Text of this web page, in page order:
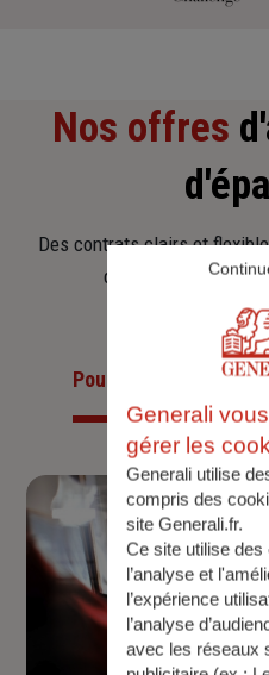
Nos offres
Des contrats clairs et
d’aujourd’hui et
Pour les particuliers
Generali
gérer les
Generali utilise
compris des
site Generali.fr.
Ce site utilise des
l’analyse et
l’expérience
l’analyse
avec les réseaux